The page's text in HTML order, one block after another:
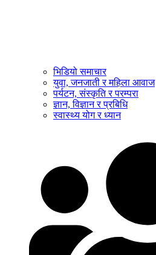
भिडियो समाचार
युवा, जनजाती र महिला आवाज
पर्यटन, संस्कृति र परम्परा
ज्ञान, विज्ञान र प्रबिधि
स्वास्थ्य योग र ध्यान